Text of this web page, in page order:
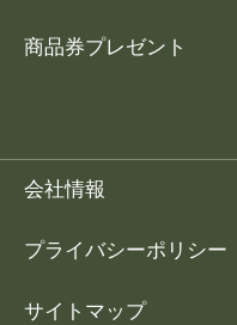
商品券プレゼント
会社情報
プライバシーポリシー
サイトマップ